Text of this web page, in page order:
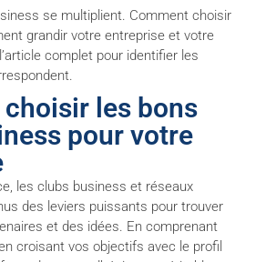
se multiplient. Comment choisir
grandir votre entreprise et votre
complet pour identifier les
les bons
pour votre
les clubs business et réseaux
des leviers puissants pour trouver
et des idées. En comprenant
croisant vos objectifs avec le profil